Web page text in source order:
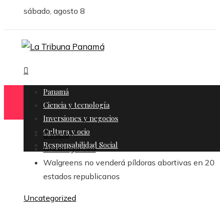
sábado, agosto 8
Panamá
Ciencia y tecnología
Inversiones y negocios
Cultura y ocio
Responsabilidad Social
Inicio
Uncategorized
Walgreens no venderá píldoras abortivas en 20
estados republicanos
Uncategorized